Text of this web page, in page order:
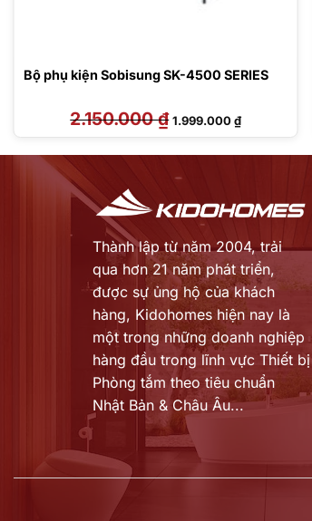
Bộ phụ kiện Sobisung SK-4500 SERIES
2.150.000₫ Giá
gốc
là:
1.999.000₫Giá
hiện
tại
1.999.000 ₫.
₫.
Thành lập từ năm 2004, trải
qua hơn 21 năm phát triển,
được sự ủng hộ của khách
hàng, Kidohomes hiện nay là
một trong những doanh nghiệp
hàng đầu trong lĩnh vực Thiết bị
Phòng tắm theo tiêu chuẩn
Nhật Bản & Châu Âu...